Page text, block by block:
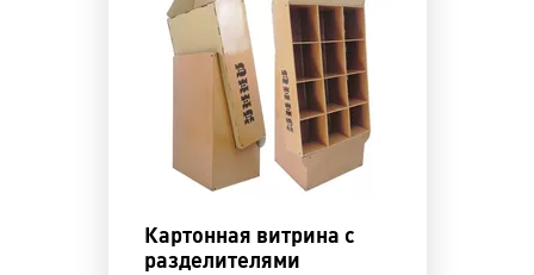
Картонная витрина с
разделителями